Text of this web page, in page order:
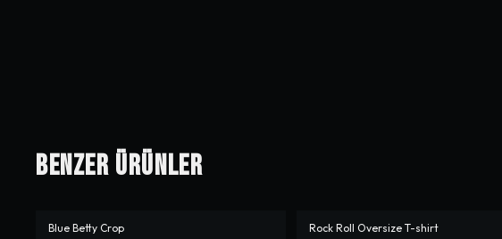
Benzer Ürünler
-%50
Blue Betty Crop Rock Roll Oversize T-shirt